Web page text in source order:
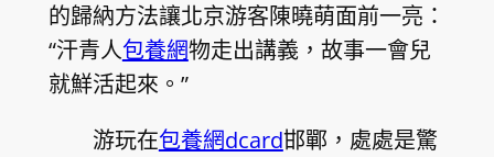
的歸納方法讓北京游客陳曉萌面前一亮：
“汗青人包養網物走出講義，故事一會兒
就鮮活起來。”
游玩在包養網dcard邯鄲，處處是驚